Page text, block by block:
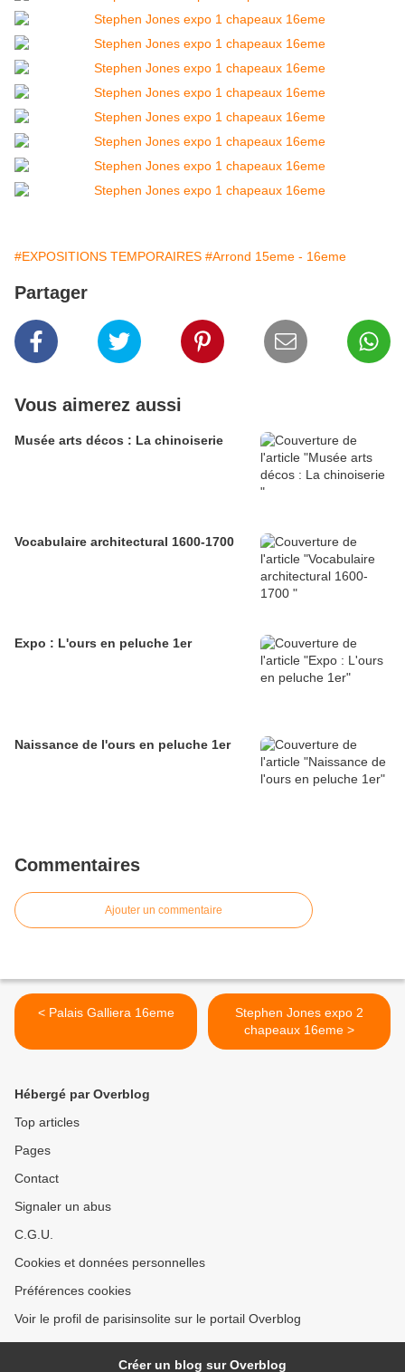
#EXPOSITIONS TEMPORAIRES #Arrond 15eme - 16eme
Partager
Vous aimerez aussi
Musée arts décos : La chinoiserie
Vocabulaire architectural 1600-1700
Expo : L'ours en peluche 1er
Naissance de l'ours en peluche 1er
Commentaires
Ajouter un commentaire
< Palais Galliera 16eme
Stephen Jones expo 2
chapeaux 16eme >
Hébergé par Overblog
Top articles
Pages
Contact
Signaler un abus
C.G.U.
Cookies et données personnelles
Préférences cookies
Voir le profil de parisinsolite sur le portail Overblog
Créer un blog sur Overblog